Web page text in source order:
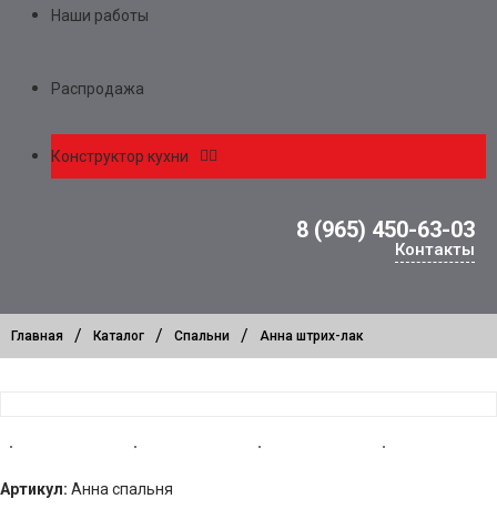
Наши работы
Распродажа
Конструктор кухни
8 (965) 450-63-03
Контакты
Главная / Каталог / Спальни / Анна штрих-лак
Артикул: Анна спальня